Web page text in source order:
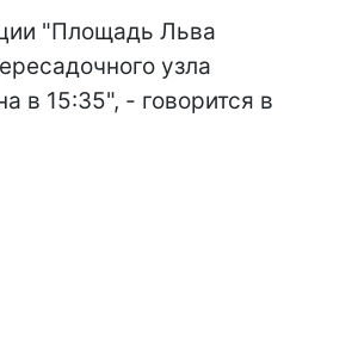
"Площадь Льва
узла
в 15:35", - говорится в